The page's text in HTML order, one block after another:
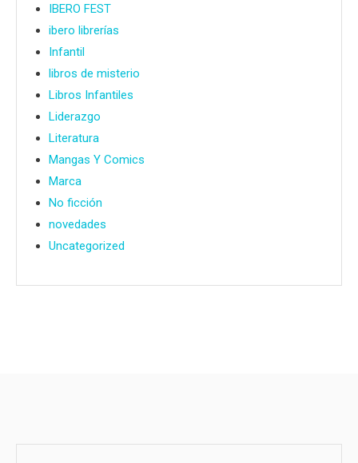
IBERO FEST
ibero librerías
Infantil
libros de misterio
Libros Infantiles
Liderazgo
Literatura
Mangas Y Comics
Marca
No ficción
novedades
Uncategorized